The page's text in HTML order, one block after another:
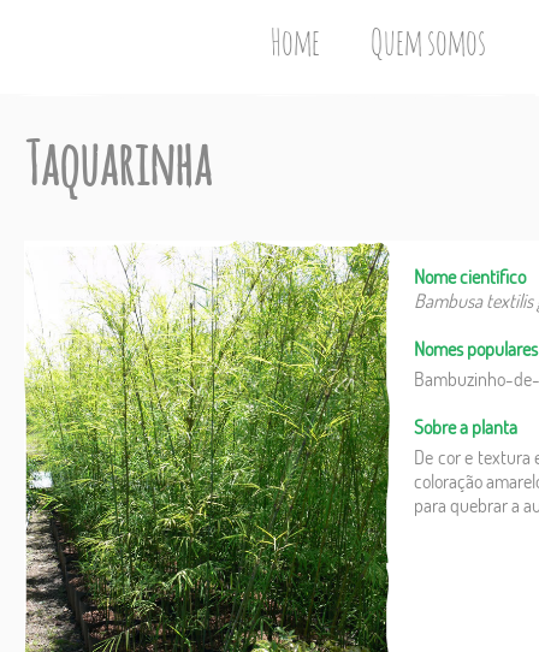
Home Quem somos
Taquarinha
Nome científico
Bambusa textilis
Nomes populares
Bambuzinho-
Sobre a planta
De cor e textura
coloração
para quebrar a